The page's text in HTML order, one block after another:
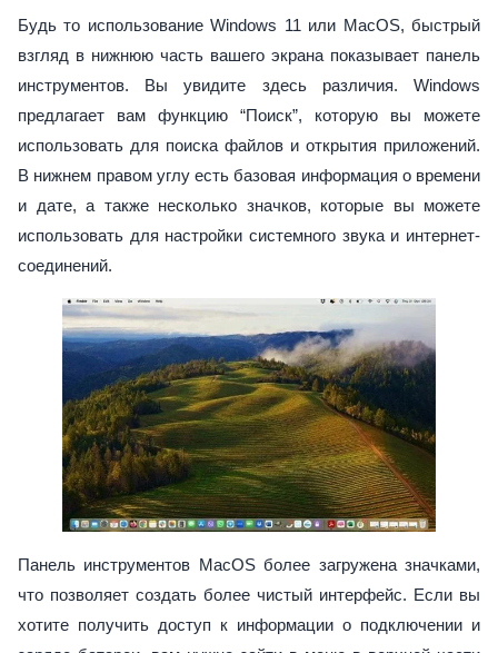
Будь то использование Windows 11 или MacOS, быстрый
взгляд в нижнюю часть вашего экрана показывает панель
инструментов. Вы увидите здесь различия. Windows
предлагает вам функцию “Поиск”, которую вы можете
использовать для поиска файлов и открытия приложений.
В нижнем правом углу есть базовая информация о времени
и дате, а также несколько значков, которые вы можете
использовать для настройки системного звука и интернет-
соединений.
Панель инструментов MacOS более загружена значками,
что позволяет создать более чистый интерфейс. Если вы
хотите получить доступ к информации о подключении и